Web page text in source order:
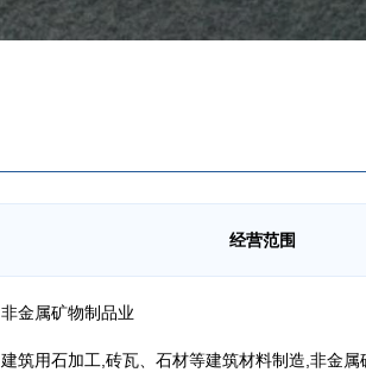
经营范围
非金属矿物制品业
建筑用石加工,砖瓦、石材等建筑材料制造,非金属